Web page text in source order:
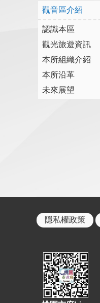
觀音區介紹
認識本區
觀光旅遊資訊
本所組織介紹
本所沿革
未來展望
隱私權政策